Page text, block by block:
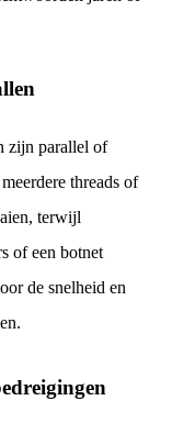
zijn parallel of
threads of
terwijl
of een botnet
de snelheid en